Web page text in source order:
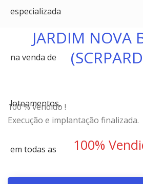
JARDIM NOVA
100 % vendido !
Execução e implantação finalizada.
100%